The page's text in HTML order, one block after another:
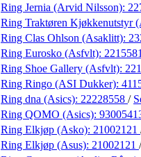
Ring Jernia (Arvid Nilsson):
Ring Traktøren Kjøkkenutstyr
Ring Clas Ohlson (Asaklitt):
Ring Eurosko (Asfvlt):
Ring Shoe Gallery (Asfvlt):
Ring Ringo (ASI Dukker):
Ring dna (Asics): 22228558 /
Ring QOMO (Asics):
Ring Elkjøp (Asko): 21002121
Ring Elkjøp (Asus): 21002121